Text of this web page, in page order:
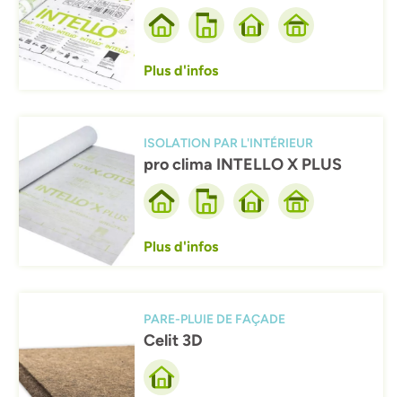
Plus d'infos
Afbeelding
ISOLATION PAR L'INTÉRIEUR
pro clima INTELLO X PLUS
Plus d'infos
PARE-PLUIE DE FAÇADE
Celit 3D